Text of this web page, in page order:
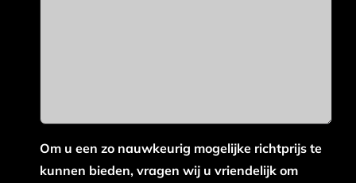
Om u een zo nauwkeurig mogelijke richtprijs te
kunnen bieden, vragen wij u vriendelijk om